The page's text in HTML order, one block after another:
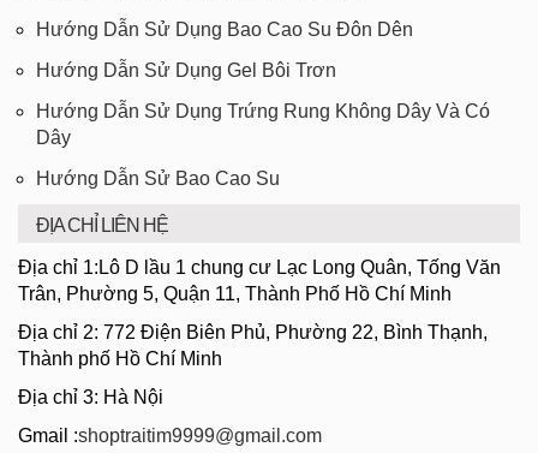
Hướng Dẫn Sử Dụng Bao Cao Su Đôn Dên
Hướng Dẫn Sử Dụng Gel Bôi Trơn
Hướng Dẫn Sử Dụng Trứng Rung Không Dây Và Có
Dây
Hướng Dẫn Sử Bao Cao Su
ĐỊA CHỈ LIÊN HỆ
Địa chỉ 1:Lô D lầu 1 chung cư Lạc Long Quân, Tống Văn
Trân, Phường 5, Quận 11, Thành Phố Hồ Chí Minh
Địa chỉ 2: 772 Điện Biên Phủ, Phường 22, Bình Thạnh,
Thành phố Hồ Chí Minh
Địa chỉ 3: Hà Nội
Gmail :shoptraitim9999@gmail.com